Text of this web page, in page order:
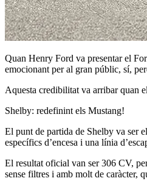
Quan Henry Ford va presentar el
emocionant per al gran públic, sí,
Aquesta credibilitat va arribar quan
Shelby: redefinint els Mustang!
El punt de partida de Shelby va ser
específics d’encesa i una línia
El resultat oficial van ser 306 CV,
sense filtres i amb molt de caràcter,